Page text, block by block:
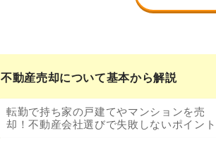
不動産売却について基本から解説
転勤で持ち家の戸建てやマンションを売
却！不動産会社選びで失敗しないポイント